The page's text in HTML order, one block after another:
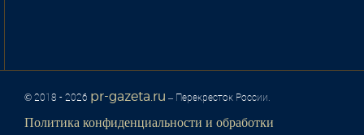
© 2018 - 2026 pr-gazeta.ru – Перекресток России.
Политика конфиденциальности и обработки